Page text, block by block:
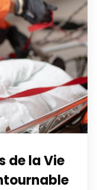
de la Vie